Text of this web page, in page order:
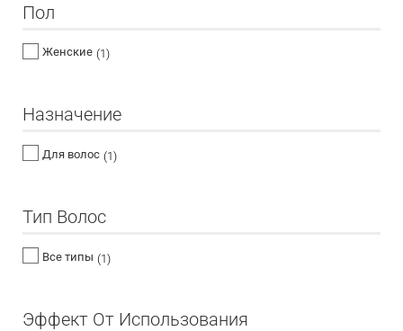
Пол
Женские (1)
Назначение
Для волос (1)
Тип Волос
Все типы (1)
Эффект От Использования